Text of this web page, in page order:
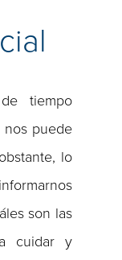
tiempo
nos puede
lo
son las
cuidar y